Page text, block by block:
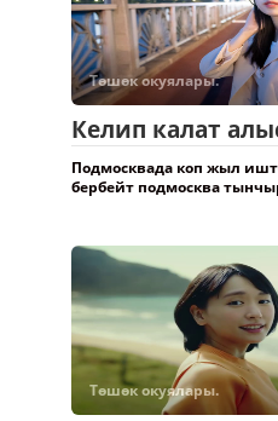
Төшөк окуялары.
Келип калат
Подмосквада коп жыл
бербейт подмосква
Төшөк окуялары.